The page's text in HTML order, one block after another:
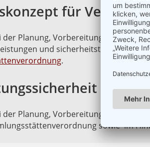
für
Planung, Vorbereitung und
und sicherheitstechnische
.
Planung, Vorbereitung und
sowie im